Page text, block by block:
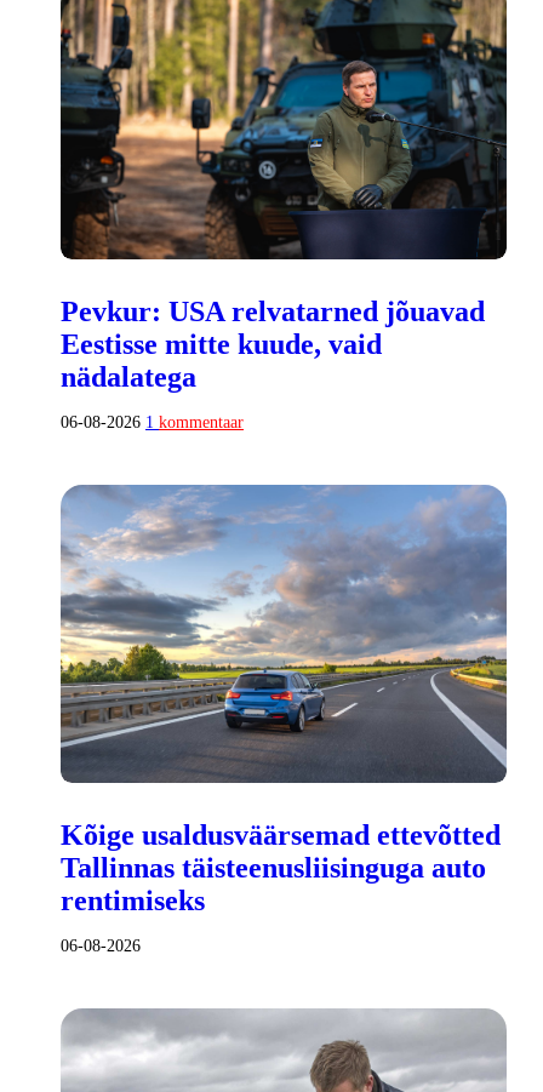
Pevkur: USA relvatarned jõuavad
Eestisse mitte kuude, vaid
nädalatega
06-08-2026 1 kommentaar
Kõige usaldusväärsemad ettevõtted
Tallinnas täisteenusliisinguga auto
rentimiseks
06-08-2026